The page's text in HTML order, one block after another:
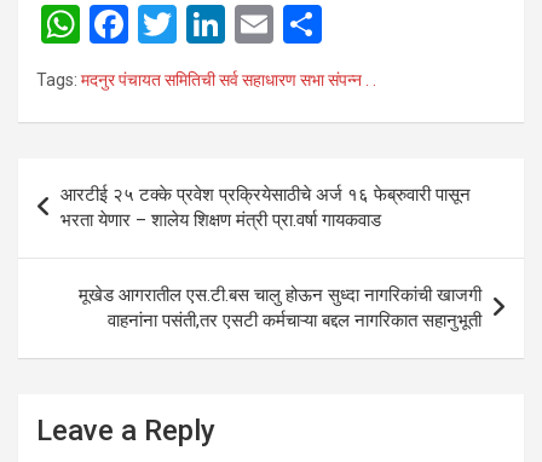
W
h
at
A
p
p
F
a
o
o
k
T
wi
Li
n
ke
n
E
m h
Tags: मदनुर पंचायत समितिची सर्व सहाधारण सभा संपन्न . .
navigation
आरटीई २५ टक्के प्रवेश प्रक्रियेसाठीचे अर्ज १६ फेब्रुवारी पासून
भरता येणार – शालेय शिक्षण मंत्री प्रा.वर्षा गायकवाड
मूखेड आगरातील एस.टी.बस चालु होऊन सुध्दा नागरिकांची खाजगी
वाहनांना पसंती,तर एसटी कर्मचाऱ्या बद्दल नागरिकात सहानुभूती
Leave a Reply